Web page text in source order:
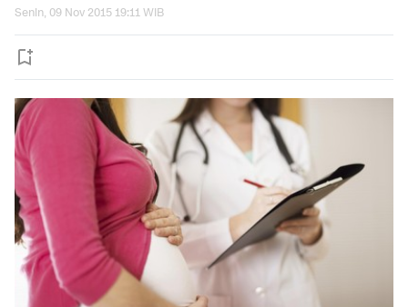
Senin, 09 Nov 2015 19:11 WIB